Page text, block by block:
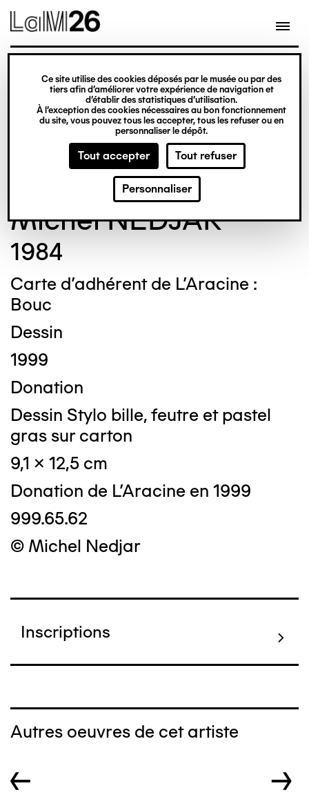
Gestion des cookies
Ce site utilise des cookies déposés par le musée ou par des
tiers afin d’améliorer votre expérience de navigation et
d’établir des statistiques d’utilisation.
À l’exception des cookies nécessaires au bon fonctionnement
du site, vous pouvez tous les accepter, tous les refuser ou en
personnaliser le dépôt.
Tout accepter Tout refuser
Personnaliser
contenu
© Crédit photo : Nicolas Dewitte/LaM Lille
métropole musée d’art moderne d’art
contemporain et d’art brut
Michel NEDJAR
1984
Carte d'adhérent de L'Aracine :
Bouc
Dessin
1999
Donation
Dessin Stylo bille, feutre et pastel
gras sur carton
9,1 x 12,5 cm
Donation de L'Aracine en 1999
999.65.62
© Michel Nedjar
Inscriptions
Autres oeuvres de cet artiste
← →